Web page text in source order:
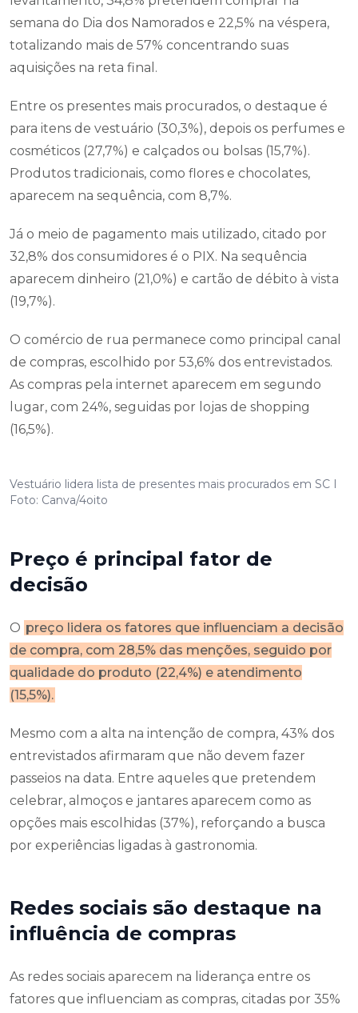
semana do Dia dos Namorados e 22,5% na véspera,
totalizando mais de 57% concentrando suas
aquisições na reta final.
Entre os presentes mais procurados, o destaque é
para itens de vestuário (30,3%), depois os perfumes e
cosméticos (27,7%) e calçados ou bolsas (15,7%).
Produtos tradicionais, como flores e chocolates,
aparecem na sequência, com 8,7%.
Já o meio de pagamento mais utilizado, citado por
32,8% dos consumidores é o PIX. Na sequência
aparecem dinheiro (21,0%) e cartão de débito à vista
(19,7%).
O comércio de rua permanece como principal canal
de compras, escolhido por 53,6% dos entrevistados.
As compras pela internet aparecem em segundo
lugar, com 24%, seguidas por lojas de shopping
(16,5%).
Vestuário lidera lista de presentes mais procurados em SC I
Foto: Canva/4oito
Preço é principal fator de
decisão
O preço lidera os fatores que influenciam a decisão
de compra, com 28,5% das menções, seguido por
qualidade do produto (22,4%) e atendimento
(15,5%).
Mesmo com a alta na intenção de compra, 43% dos
entrevistados afirmaram que não devem fazer
passeios na data. Entre aqueles que pretendem
celebrar, almoços e jantares aparecem como as
opções mais escolhidas (37%), reforçando a busca
por experiências ligadas à gastronomia.
Redes sociais são destaque na
influência de compras
As redes sociais aparecem na liderança entre os
fatores que influenciam as compras, citadas por 35%